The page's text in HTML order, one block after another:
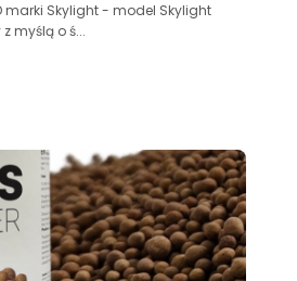
marki Skylight - model Skylight
myślą o ś...